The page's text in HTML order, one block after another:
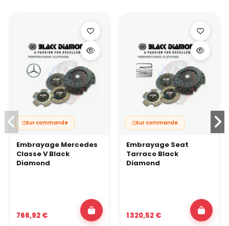
Sur commande
Embrayage Mercedes
Classe V Black
Diamond
766,92 €
Sur commande
Embrayage Seat
Tarraco Black
Diamond
1 320,52 €